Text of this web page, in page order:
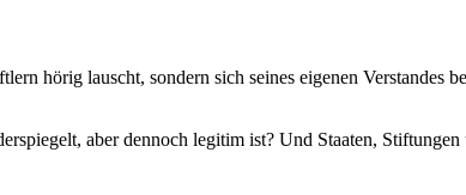
hörig lauscht, sondern sich seines eigenen Verstandes
aber dennoch legitim ist? Und Staaten,